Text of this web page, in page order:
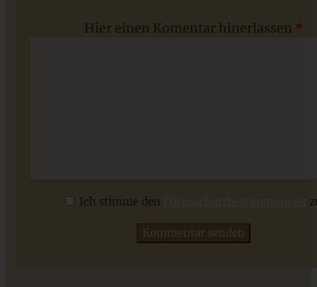
Hier einen Komentar hinerlassen *
Ich stimme den